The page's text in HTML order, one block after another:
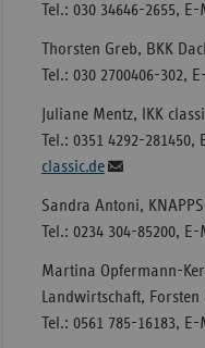
Tel.: 030 34646-2655,
Thorsten Greb, BKK
Tel.: 030 2700406-302,
Juliane Mentz, IKK
Tel.: 0351 4292-281450,
classic.de
Sandra Antoni,
Tel.: 0234 304-85200,
Martina Opfermann-
Landwirtschaft,
Tel.: 0561 785-16183,